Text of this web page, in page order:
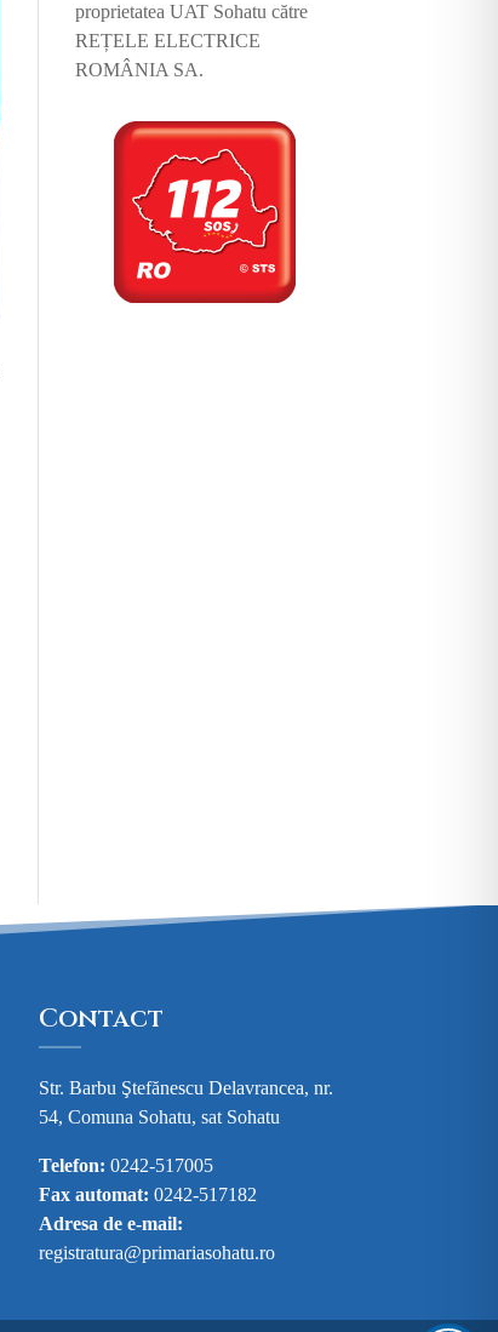
proprietatea UAT Sohatu către
REȚELE ELECTRICE
ROMÂNIA SA.
Contact
Str. Barbu Ştefănescu Delavrancea, nr.
54, Comuna Sohatu, sat Sohatu
Telefon: 0242-517005
Fax automat: 0242-517182
Adresa de e-mail:
registratura@primariasohatu.ro